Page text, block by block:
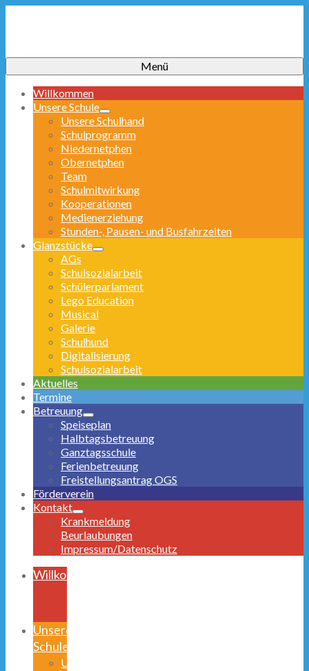
Menü
Willkommen
Unsere Schule
Unsere Schulhand
Schulprogramm
Niedernetphen
Obernetphen
Team
Schulmitwirkung
Kooperationen
Medienerziehung
Stunden-, Pausen- und Busfahrzeiten
Glanzstücke
AGs
Schulsozialarbeit
Schülerparlament
Lego Education
Musical
Galerie
Schulhund
Digitalisierung
Schulsozialarbeit
Aktuelles
Termine
Betreuung
Speiseplan
Halbtagsbetreuung
Ganztagsschule
Ferienbetreuung
Freistellungsantrag OGS
Förderverein
Kontakt
Krankmeldung
Beurlaubungen
Impressum/Datenschutz
Willkommen
Unsere
Schule
Unsere